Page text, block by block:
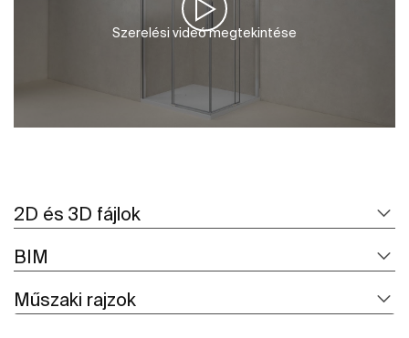
Szerelési videó megtekintése
2D és 3D fájlok
BIM
Műszaki rajzok